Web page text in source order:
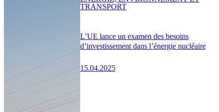
L’UE lance un examen des besoins
d’investissement dans l’énergie nucléaire
15.04.2025
TRANSPORT